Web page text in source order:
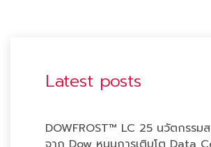
Latest posts
DOWFROST™ LC 25 นวัตกรรม